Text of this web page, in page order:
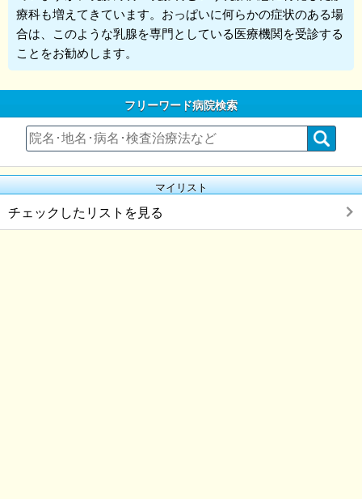
療科も増えてきています。おっぱいに何らかの症状のある場
合は、このような乳腺を専門としている医療機関を受診する
ことをお勧めします。
フリーワード病院検索
マイリスト
チェックしたリストを見る